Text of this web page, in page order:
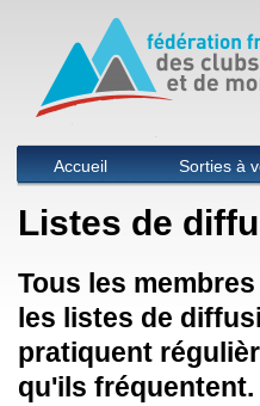
Menu principal
Accueil Sorties à
Listes de
Tous les
les listes de
pratiquent
qu'ils fréquentent.